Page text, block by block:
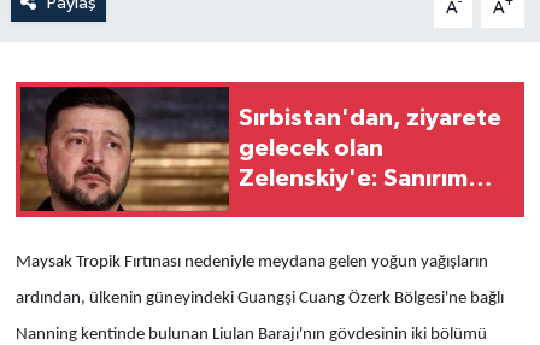
A A
Sırbistan'dan, ziyarete
gelecek olan
Zelenskiy'e: Sanırım
Maysak Tropik Fırtınası nedeniyle meydana gelen yoğun yağışların
ardından, ülkenin güneyindeki Guangşi Cuang Özerk Bölgesi'ne bağlı
Nanning kentinde bulunan Liulan Barajı'nın gövdesinin iki bölümü